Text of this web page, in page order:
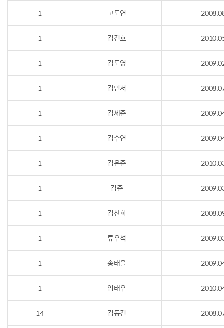
1 고도연
1 김건호
1 김도영
1 김민서
1 김세준
1 김수연
1 김은준
1 김준
1 김찬희
1 류우석
1 송태을
1 엄태우
14 김동건